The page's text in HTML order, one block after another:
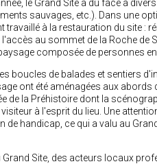
le Grand Site a dû face à
sauvages, etc.). Dans une
travaillé à la restauration du site :
au sommet de la Roche de
composée de personnes
boucles de balades et sentiers
ont été aménagées aux abords
de la Préhistoire dont la
à l'esprit du lieu. Une
handicap, ce qui a valu au
Grand Site, des acteurs locaux